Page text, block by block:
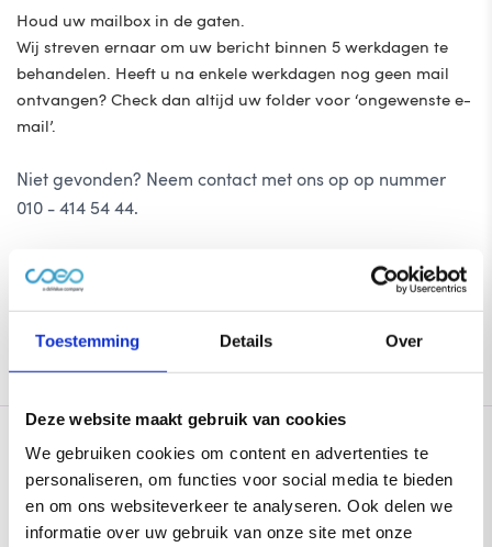
Toestemming Details Over
Deze website maakt gebruik van cookies
We gebruiken cookies om content en advertenties te
personaliseren, om functies voor social media te bieden
en om ons websiteverkeer te analyseren. Ook delen we
informatie over uw gebruik van onze site met onze
Houd uw mailbox in de gaten.
Wij streven ernaar om uw bericht binnen 5 werkdagen te
behandelen. Heeft u na enkele werkdagen nog geen mail
ontvangen? Check dan altijd uw folder voor ‘ongewenste e-
mail’.
Niet gevonden? Neem contact met ons op op nummer
010 - 414 54 44.